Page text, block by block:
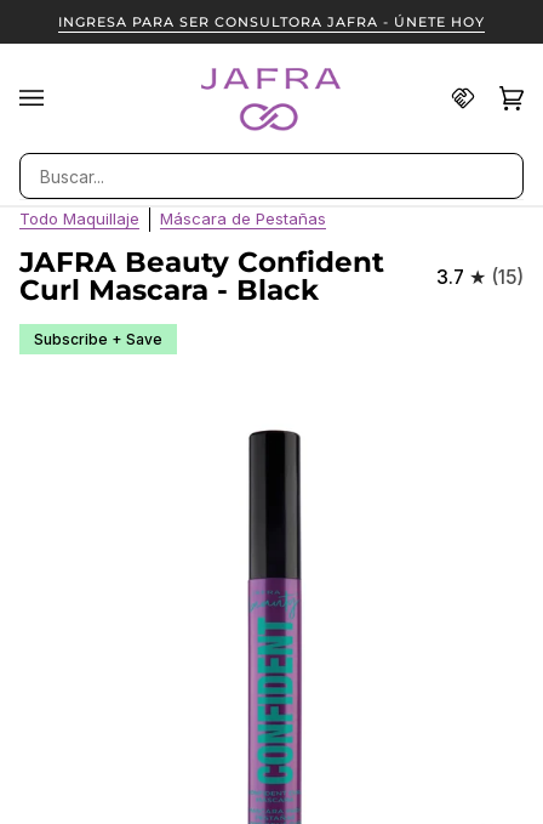
directamente
contenido
INGRESA PARA SER CONSULTORA JAFRA - ÚNETE HOY
JAFRA
Buscar
Todo Maquillaje Máscara de Pestañas
JAFRA Beauty Confident
Curl Mascara - Black
3.7 (15)
Subscribe + Save